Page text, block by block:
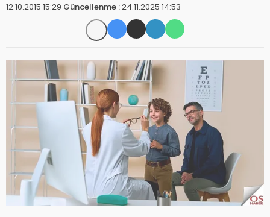
12.10.2015 15:29 Güncellenme :24.11.2025 14:53